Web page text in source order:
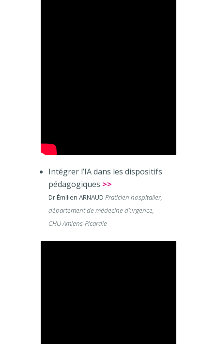
Intégrer l’IA dans les dispositifs
pédagogiques >>
Dr Émilien ARNAUD Praticien hospitalier,
département de médecine d’urgence,
CHU Amiens-Picardie